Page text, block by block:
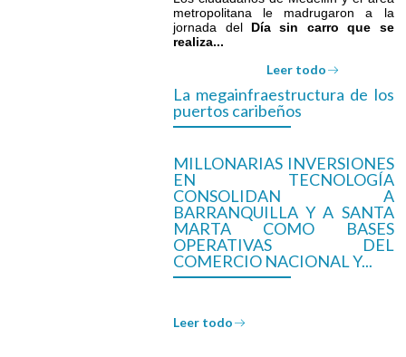
metropolitana le madrugaron a la
jornada del Día sin carro que se
realiza...
Leer todo
La megainfraestructura de los
puertos caribeños
MILLONARIAS INVERSIONES
EN TECNOLOGÍA
CONSOLIDAN A
BARRANQUILLA Y A SANTA
MARTA COMO BASES
OPERATIVAS DEL
COMERCIO NACIONAL Y...
Leer todo